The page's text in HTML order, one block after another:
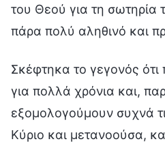
του Θεού για τη σωτηρία
πάρα πολύ αληθινό και
Σκέφτηκα το γεγονός ότι
για πολλά χρόνια και,
εξομολογούμουν συχνά
Κύριο και μετανοούσα,